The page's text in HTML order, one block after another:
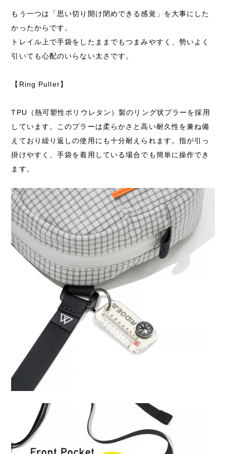
もう一つは「思い切り開け閉めできる感覚」を大事にした
かったからです。
トレイル上で手袋をしたままでもつまみやすく、勢いよく
引いても心配のいらない太さです。
【Ring Puller】
TPU（熱可塑性ポリウレタン）製のリング状プラーを採用
しています。このプラーは柔らかさと高い耐久性を兼ね備
えており繰り返しの使用にも十分耐えられます。指が引っ
掛けやすく、手袋を着用している場合でも簡単に操作でき
ます。